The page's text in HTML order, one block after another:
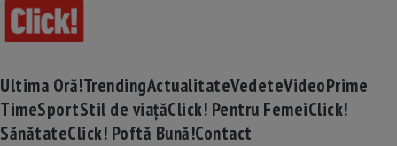
Ultima Oră!TrendingActualitateVedeteVideoPrime
TimeSportStil de viațăClick! Pentru FemeiClick!
SănătateClick! Poftă Bună!Contact